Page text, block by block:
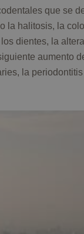
que se
la halitosis, la
dientes, la
aumento
la